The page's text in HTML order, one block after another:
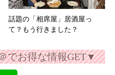
話題の「相席屋」居酒屋っ
て？もう行きました？
でお得な情報GET▼